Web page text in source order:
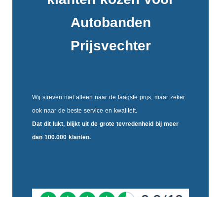
Autobanden
Prijsvechter
Wij streven niet alleen naar de laagste prijs, maar zeker
ook naar de beste service en kwaliteit.
Dat dit lukt, blijkt uit de grote tevredenheidbij meer
dan 100.000 klanten.